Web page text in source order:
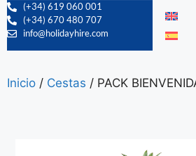
(+34) 619 060 001
(+34) 670 480 707
info@holidayhire.com
Inicio / Cestas / PACK